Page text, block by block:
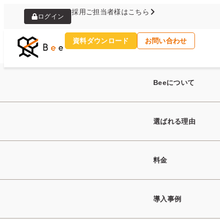
ログイン
採用ご担当者様はこちら
資料ダウンロード お問い合わせ
Beeについて
選ばれる理由
料金
導入事例
お役立ちコラ